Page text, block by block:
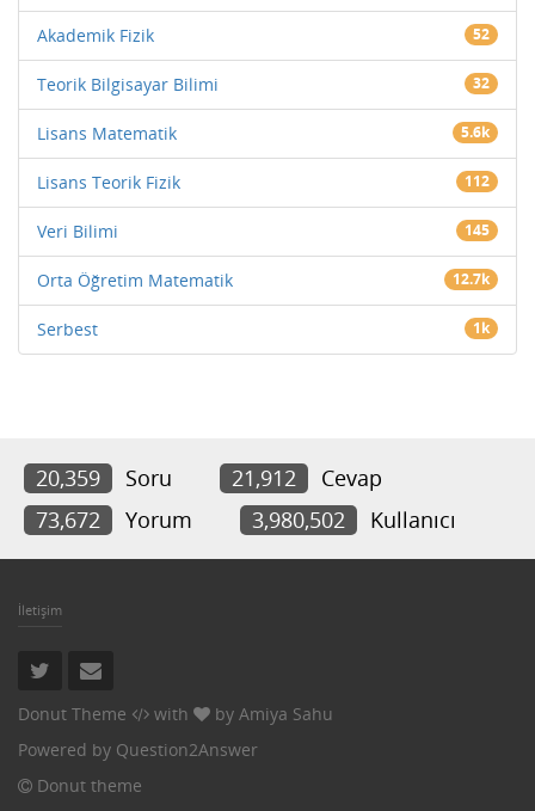
Akademik Fizik 52
Teorik Bilgisayar Bilimi 32
Lisans Matematik 5.6k
Lisans Teorik Fizik 112
Veri Bilimi 145
Orta Öğretim Matematik 12.7k
Serbest 1k
20,359 Soru 21,912
Cevap
73,672
Yorum 3,980,502 Kullanıcı
İletişim
Donut Theme with by Amiya Sahu
Powered by Question2Answer
Donut theme